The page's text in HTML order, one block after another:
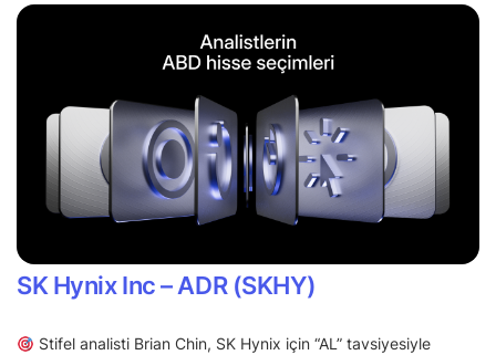
SK Hynix Inc – ADR (SKHY)
Stifel analisti Brian Chin, SK Hynix için “AL” tavsiyesiyle